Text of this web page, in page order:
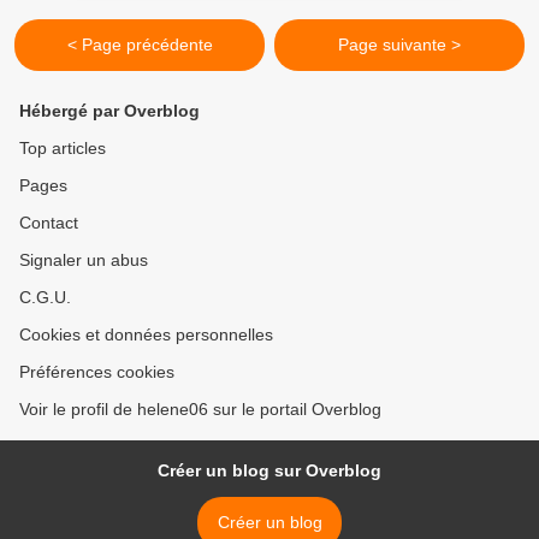
< Page précédente Page suivante >
Hébergé par Overblog
Top articles
Pages
Contact
Signaler un abus
C.G.U.
Cookies et données personnelles
Préférences cookies
Voir le profil de helene06 sur le portail Overblog
Créer un blog sur Overblog
Créer un blog